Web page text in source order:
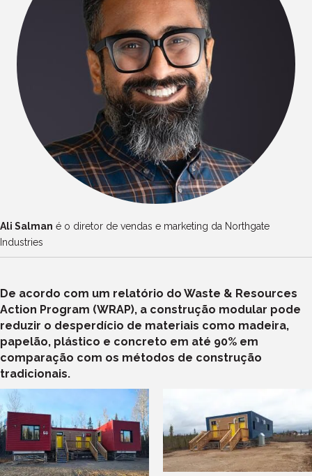
Ali Salman é o diretor de vendas e marketing da Northgate
Industries
De acordo com um relatório do Waste & Resources
Action Program (WRAP), a construção modular pode
reduzir o desperdício de materiais como madeira,
papelão, plástico e concreto em até 90% em
comparação com os métodos de construção
tradicionais.